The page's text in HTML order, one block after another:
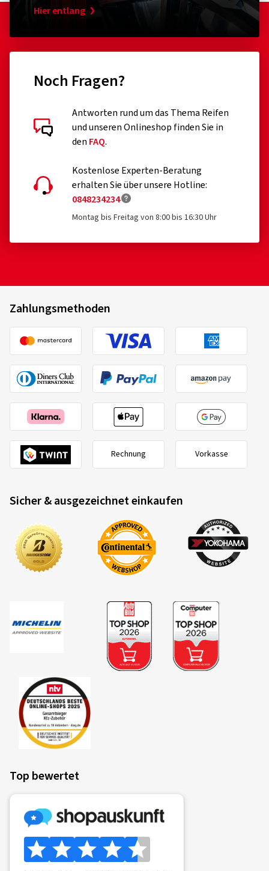
Hier entlang
Noch Fragen?
Antworten rund um das Thema Reifen
und unseren Onlineshop finden Sie in
den FAQ.
Kostenlose Experten-Beratung
erhalten Sie über unsere Hotline:
0848234234
Montag bis Freitag von 8:00 bis 16:30 Uhr
Zahlungsmethoden
Rechnung Vorkasse
Sicher & ausgezeichnet einkaufen
Top bewertet